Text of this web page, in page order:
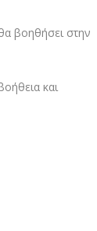
βοηθήσει στην
και